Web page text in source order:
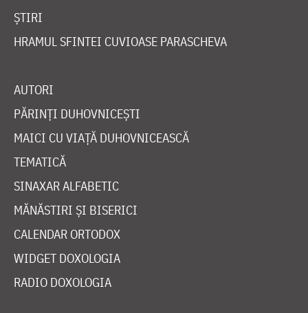
ȘTIRI
HRAMUL SFINTEI CUVIOASE PARASCHEVA
AUTORI
PĂRINȚI DUHOVNICEȘTI
MAICI CU VIAȚĂ DUHOVNICEASCĂ
TEMATICĂ
SINAXAR ALFABETIC
MĂNĂSTIRI ȘI BISERICI
CALENDAR ORTODOX
WIDGET DOXOLOGIA
RADIO DOXOLOGIA